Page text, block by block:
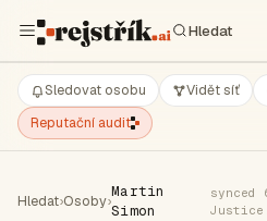
Sledovat osobu Vidět síť
Reputační audit
Hledat›Osoby›
Martin
Simon
synced